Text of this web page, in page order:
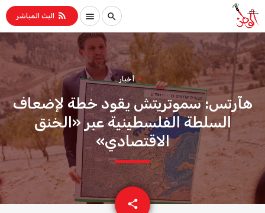
search
menu
rss_feed البث المباشر
أخبار
هآرتس: سموتريتش يقود خطة لإضعاف
السلطة الفلسطينية عبر «الخنق
الاقتصادي»
share
email